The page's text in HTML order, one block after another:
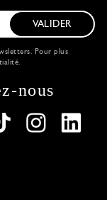
VALIDER
Pour plus
.
nous